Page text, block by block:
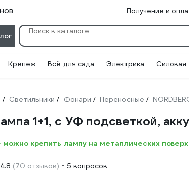
Получение и
Крепеж Всё для сада Электрика Силовая
/ Светильники / Фонари / Переносные /
1+1, с УФ подсветкой,
крепить лампу на металлических
4.8 (70 отзывов) 5 вопросов